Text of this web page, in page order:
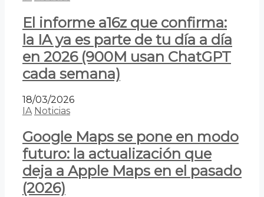
El informe a16z que confirma:
la IA ya es parte de tu día a día
en 2026 (900M usan ChatGPT
cada semana)
18/03/2026
IA Noticias
Google Maps se pone en modo
futuro: la actualización que
deja a Apple Maps en el pasado
(2026)